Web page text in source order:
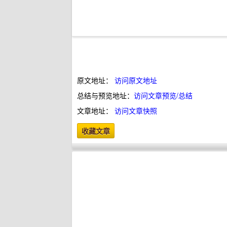
原文地址： 访问原文地址
总结与预览地址： 访问文章预览/总结
文章地址： 访问文章快照